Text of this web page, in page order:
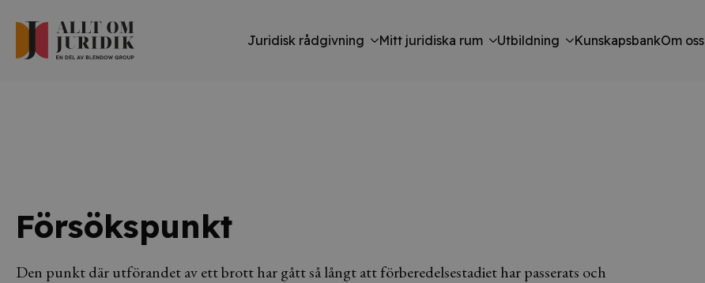
Juridisk rådgivning Mitt juridiska rum Utbildning KunskapsbankOm oss
Försökspunkt
Den punkt där utförandet av ett brott har gått så långt att förberedelsestadiet har passerats och